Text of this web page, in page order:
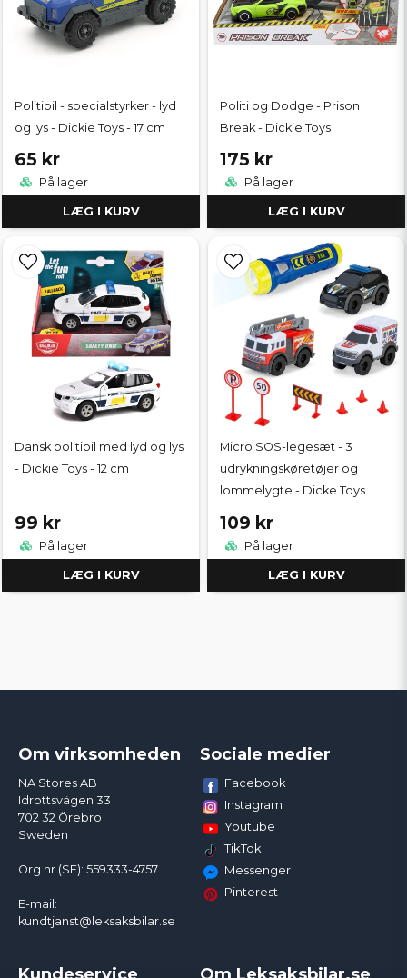
Politibil - specialstyrker - lyd
og lys - Dickie Toys - 17 cm
65 kr
På lager
LÆG I KURV
Politi og Dodge - Prison
Break - Dickie Toys
175 kr
På lager
LÆG I KURV
Dansk politibil med lyd og lys
- Dickie Toys - 12 cm
99 kr
På lager
LÆG I KURV
Micro SOS-legesæt - 3
udrykningskøretøjer og
lommelygte - Dicke Toys
109 kr
På lager
LÆG I KURV
Om virksomheden
NA Stores AB
Idrottsvägen 33
702 32 Örebro
Sweden
Org.nr (SE): 559333-4757
E-mail:
kundtjanst@leksaksbilar.se
Sociale medier
Facebook
Instagram
Youtube
TikTok
Messenger
Pinterest